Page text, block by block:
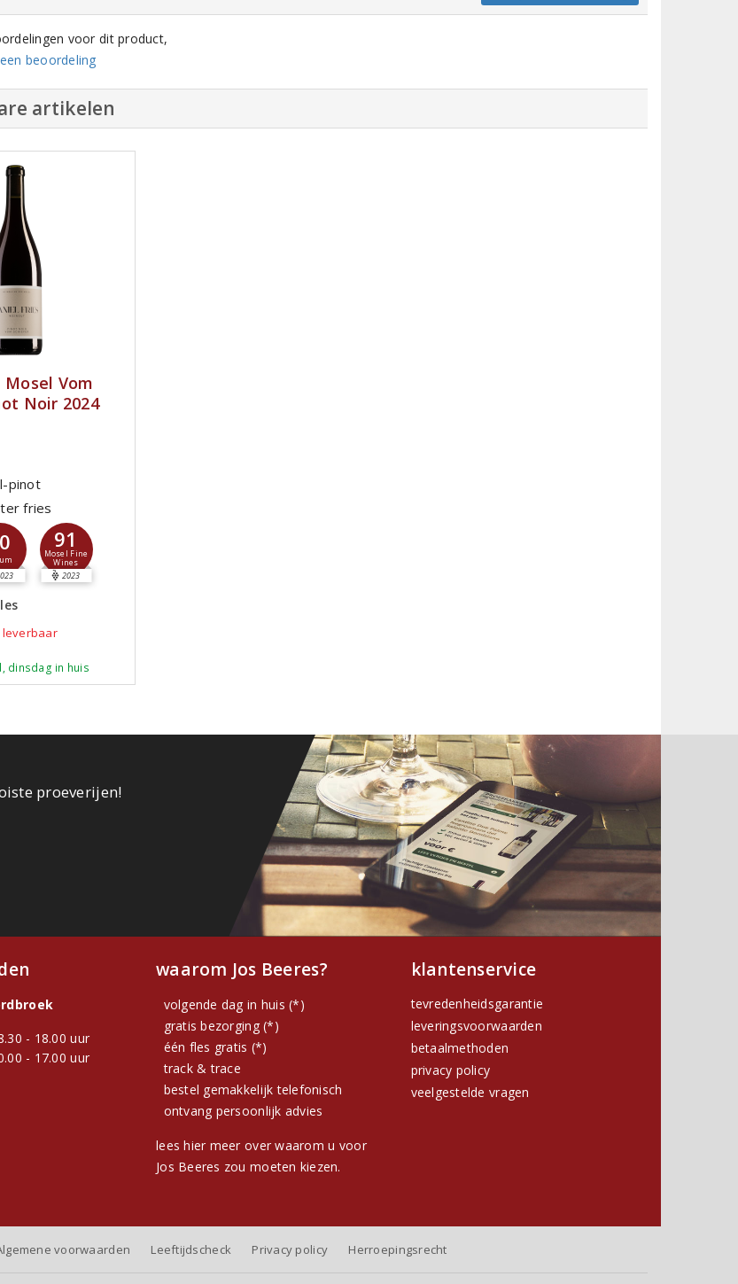
voor dit product,
beoordeling
artikelen
Mosel Vom
Noir 2024
pinot
fries
91
Mosel Fine
Wines
2023
leverbaar
dinsdag in huis
proeverijen!
- 18.00 uur
- 17.00 uur
waarom Jos Beeres?
volgende dag in huis (*)
gratis bezorging (*)
één fles gratis (*)
track & trace
bestel gemakkelijk telefonisch
ontvang persoonlijk advies
lees hier meer over waarom u voor
Jos Beeres zou moeten kiezen.
klantenservice
tevredenheidsgarantie
leveringsvoorwaarden
betaalmethoden
privacy policy
veelgestelde vragen
voorwaarden Leeftijdscheck Privacy policy Herroepingsrecht